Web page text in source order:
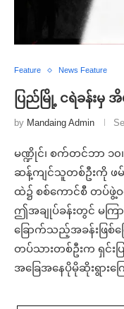
Feature News Feature
ပြည်မြို့ ငရဲခန်းမှ အိ
by Mandaing Admin
မဏ္ဍိုင်၊ စက်တင်ဘာ ၁
ဆန့်ကျင်သူတစ်ဦးကို ဖမ်
ထဲ၌ စစ်ကောင်စီ တပ်ဖွဲ့
ဤအချုပ်ခန်းတွင် မကြာ
ခြောက်သည့်အခန်းဖြစ်
တပ်သားတစ်ဦးက ရှင်းပ
အခြေအနေပိုမိုဆိုးရွား